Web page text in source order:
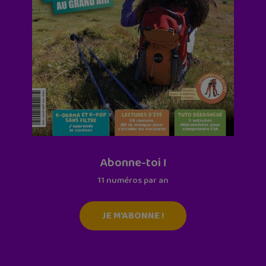
Abonne-toi !
11 numéros par an
JE M'ABONNE !